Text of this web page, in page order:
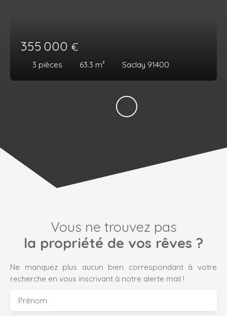
355 000 €
3 pièces 63.3 m² Saclay 91400
Vous ne trouvez pas
la propriété de vos rêves ?
Ne manquez plus aucun bien correspondant à votre
recherche en vous inscrivant à notre alerte mail !
Prénom